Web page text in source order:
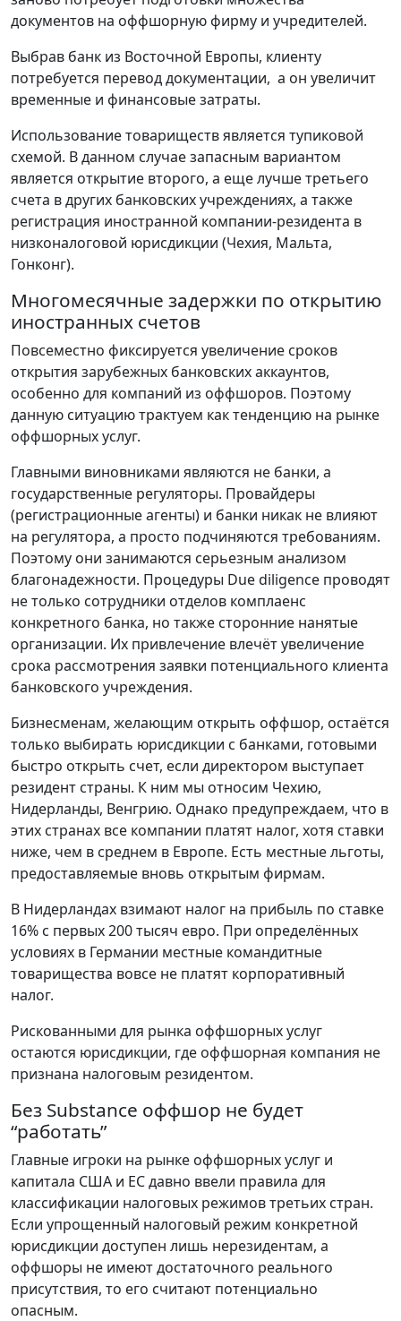
документов на оффшорную фирму и учредителей.
Выбрав банк из Восточной Европы, клиенту
потребуется перевод документации, а он увеличит
временные и финансовые затраты.
Использование товариществ является тупиковой
схемой. В данном случае запасным вариантом
является открытие второго, а еще лучше третьего
счета в других банковских учреждениях, а также
регистрация иностранной компании-резидента в
низконалоговой юрисдикции (Чехия, Мальта,
Гонконг).
Многомесячные задержки по открытию
иностранных счетов
Повсеместно фиксируется увеличение сроков
открытия зарубежных банковских аккаунтов,
особенно для компаний из оффшоров. Поэтому
данную ситуацию трактуем как тенденцию на рынке
оффшорных услуг.
Главными виновниками являются не банки, а
государственные регуляторы. Провайдеры
(регистрационные агенты) и банки никак не влияют
на регулятора, а просто подчиняются требованиям.
Поэтому они занимаются серьезным анализом
благонадежности. Процедуры Due diligence проводят
не только сотрудники отделов комплаенс
конкретного банка, но также сторонние нанятые
организации. Их привлечение влечёт увеличение
срока рассмотрения заявки потенциального клиента
банковского учреждения.
Бизнесменам, желающим открыть оффшор, остаётся
только выбирать юрисдикции с банками, готовыми
быстро открыть счет, если директором выступает
резидент страны. К ним мы относим Чехию,
Нидерланды, Венгрию. Однако предупреждаем, что в
этих странах все компании платят налог, хотя ставки
ниже, чем в среднем в Европе. Есть местные льготы,
предоставляемые вновь открытым фирмам.
В Нидерландах взимают налог на прибыль по ставке
16% с первых 200 тысяч евро. При определённых
условиях в Германии местные командитные
товарищества вовсе не платят корпоративный
налог.
Рискованными для рынка оффшорных услуг
остаются юрисдикции, где оффшорная компания не
признана налоговым резидентом.
Без Substance оффшор не будет
“работать”
Главные игроки на рынке оффшорных услуг и
капитала США и ЕС давно ввели правила для
классификации налоговых режимов третьих стран.
Если упрощенный налоговый режим конкретной
юрисдикции доступен лишь нерезидентам, а
оффшоры не имеют достаточного реального
присутствия, то его считают потенциально
опасным.